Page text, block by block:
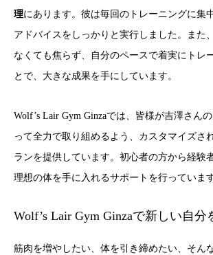
理にあります。彼は毎回のトレーニングに集
アドバイスをしっかりと実行しました。また
なくても焦らず、自分のペースで着実にトレ
とで、大きな成果を手にしています。
Wolf’s Lair Gym Ginzaでは、皆様が吉澤さん
って全力で取り組めるよう、カスタマイズさ
ランを提供しています。初心者の方から経験
理想の体を手に入れるサポートを行っています
Wolf’s Lair Gym Ginzaで新しい自分
筋肉を増やしたい、体を引き締めたい、そん